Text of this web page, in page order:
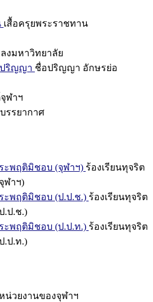
เสื้อครุยพระราชทาน
ลงมหาวิทยาลัย
ริญญา ชื่อปริญญา อักษรย่อ
ฬาฯ
รรยากาศ
ะพฤติมิชอบ (จุฬาฯ) ร้องเรียนทุจริต
ฬาฯ)
ะพฤติมิชอบ (ป.ป.ช.) ร้องเรียนทุจริต
.ป.ช.)
ะพฤติมิชอบ (ป.ป.ท.) ร้องเรียนทุจริต
.ป.ท.)
น่วยงานของจุฬาฯ